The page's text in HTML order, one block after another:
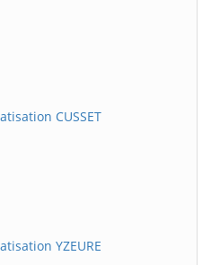
CUSSET
YZEURE